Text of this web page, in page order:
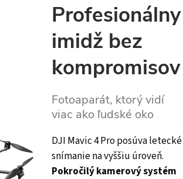
Profesionálny
imidž bez
kompromisov
Fotoaparát, ktorý vidí
viac ako ľudské oko
DJI Mavic 4 Pro posúva letecké
snímanie na vyššiu úroveň.
Pokročilý kamerový systém